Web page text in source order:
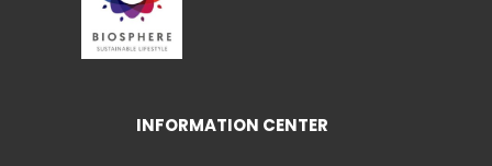
INFORMATION CENTER